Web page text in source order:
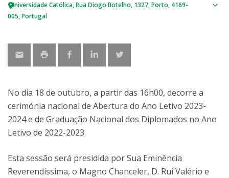
Universidade Católica Rua Diogo Botelho, 1327 Porto 4169-
005 Portugal
No dia 18 de outubro, a partir das 16h00, decorre a
cerimónia nacional de Abertura do Ano Letivo 2023-
2024 e de Graduação Nacional dos Diplomados no Ano
Letivo de 2022-2023.
Esta sessão será presidida por Sua Eminência
Reverendíssima, o Magno Chanceler, D. Rui Valério e